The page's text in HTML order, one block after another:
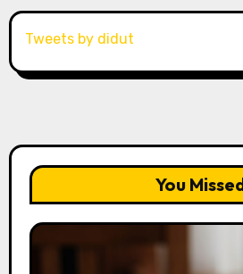
Tweets by didut
You